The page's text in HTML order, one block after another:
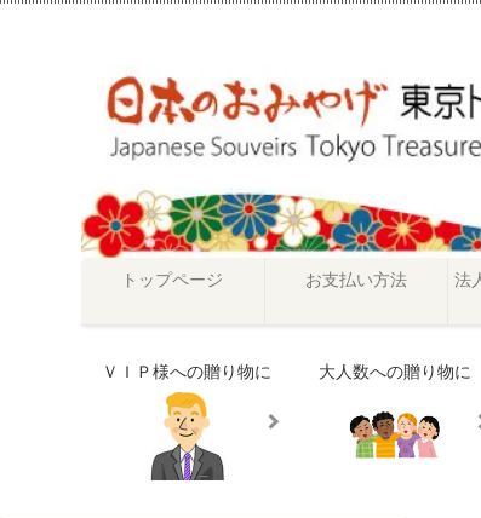
トップページ お支払い方法
法
ＶＩＰ様への贈り物に 大人数への贈り物に